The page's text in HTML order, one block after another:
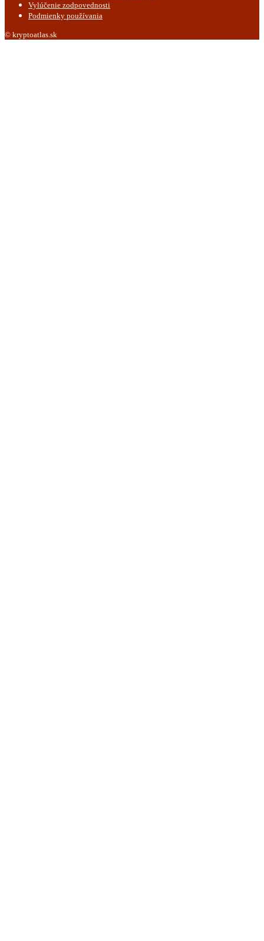
Vylúčenie zodpovednosti
Podmienky používania
© kryptoatlas.sk